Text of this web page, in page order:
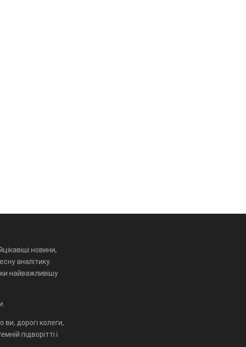
новини,
аналітику.
найважливішу
дорогі колеги,
підворітті і